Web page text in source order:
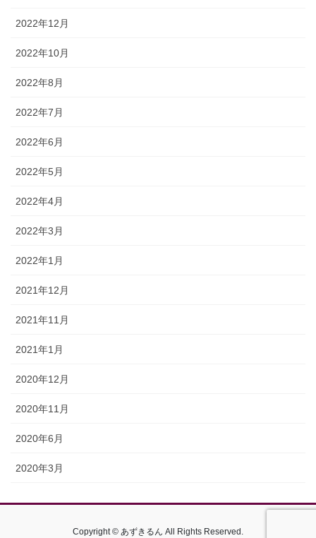
2022年12月
2022年10月
2022年8月
2022年7月
2022年6月
2022年5月
2022年4月
2022年3月
2022年1月
2021年12月
2021年11月
2021年1月
2020年12月
2020年11月
2020年6月
2020年3月
Copyright © あずきるん All Rights Reserved.